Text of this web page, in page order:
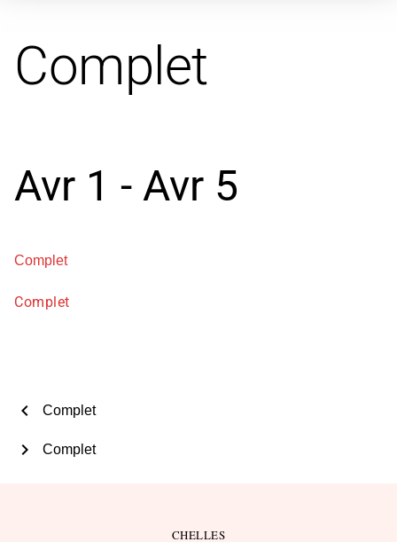
Complet
Avr 1 - Avr 5
Complet
Complet
chevron_left Complet
Complet
chevron_right
CHELLES